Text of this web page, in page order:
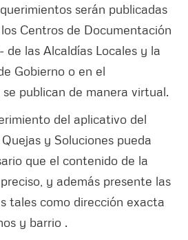
serán publicadas
Centros de Documentación
las Alcaldías Locales y la
Gobierno o en el
se publican de manera virtual.
del aplicativo del
y Soluciones pueda
que el contenido de la
y además presente las
tales como dirección exacta
y barrio .